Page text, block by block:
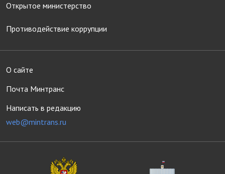
Открытое министерство
Противодействие коррупции
О сайте
Почта Минтранс
Написать в редакцию
web@mintrans.ru